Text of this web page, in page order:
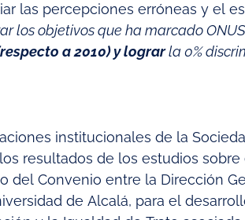
las percepciones erróneas y el
los objetivos que ha marcado
a 2010) y lograrla 0%
institucionales de la
resultados de los estudios
del Convenio entre la Dirección
de Alcalá, para el